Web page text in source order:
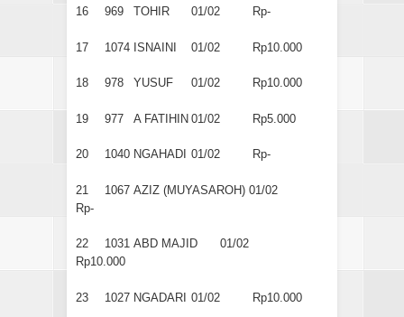
16 969 TOHIR 01/02 Rp-
17 1074 ISNAINI 01/02 Rp10.000
18 978 YUSUF 01/02 Rp10.000
19 977 A FATIHIN 01/02 Rp5.000
20 1040 NGAHADI 01/02 Rp-
21 1067 AZIZ (MUYASAROH) 01/02
Rp-
22 1031 ABD MAJID
01/02
Rp10.000
23 1027 NGADARI 01/02 Rp10.000